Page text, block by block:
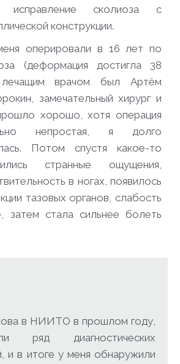
исправление сколиоза с
конструкции.
оперировали в 16 лет по
(деформация достигла 38
врачом был Артём
замечательный хирург и
хорошо, хотя операция
непростая, я долго
Потом спустя какое-то
странные ощущения,
в ногах, появилось
тазовых органов, слабость
затем стала сильнее болеть
в НИИТО в прошлом году,
ряд диагностических
и в итоге у меня обнаружили